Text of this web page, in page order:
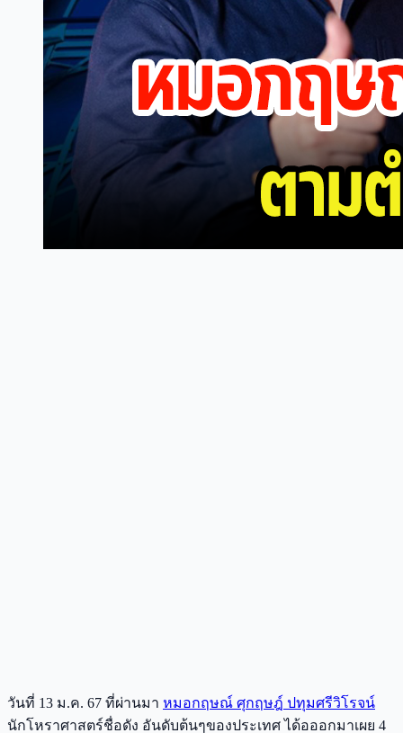
วันที่ 13 ม.ค. 67 ที่ผ่านมา หมอกฤษณ์ ศุกฤษฎ์ ปทุมศรีวิโรจน์
นักโหราศาสตร์ชื่อดัง อันดับต้นๆของประเทศ ได้อออกมาเผย 4